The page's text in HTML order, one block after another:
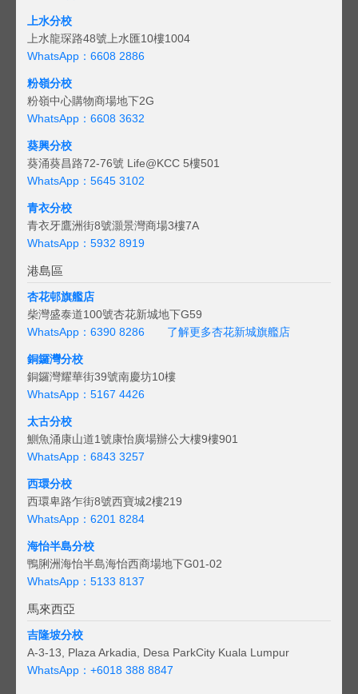
上水分校
上水龍琛路48號上水匯10樓1004
WhatsApp：6608 2886
粉嶺分校
粉嶺中心購物商場地下2G
WhatsApp：6608 3632
葵興分校
葵涌葵昌路72-76號 Life@KCC 5樓501
WhatsApp：5645 3102
青衣分校
青衣牙鷹洲街8號灝景灣商場3樓7A
WhatsApp：5932 8919
港島區
杏花邨旗艦店
柴灣盛泰道100號杏花新城地下G59
WhatsApp：6390 8286
了解更多杏花新城旗艦店
銅鑼灣分校
銅鑼灣耀華街39號南慶坊10樓
WhatsApp：5167 4426
太古分校
鰂魚涌康山道1號康怡廣場辦公大樓9樓901
WhatsApp：6843 3257
西環分校
西環卑路乍街8號西寶城2樓219
WhatsApp：6201 8284
海怡半島分校
鴨脷洲海怡半島海怡西商場地下G01-02
WhatsApp：5133 8137
馬來西亞
吉隆坡分校
A-3-13, Plaza Arkadia, Desa ParkCity Kuala Lumpur
WhatsApp： +6018 388 8847